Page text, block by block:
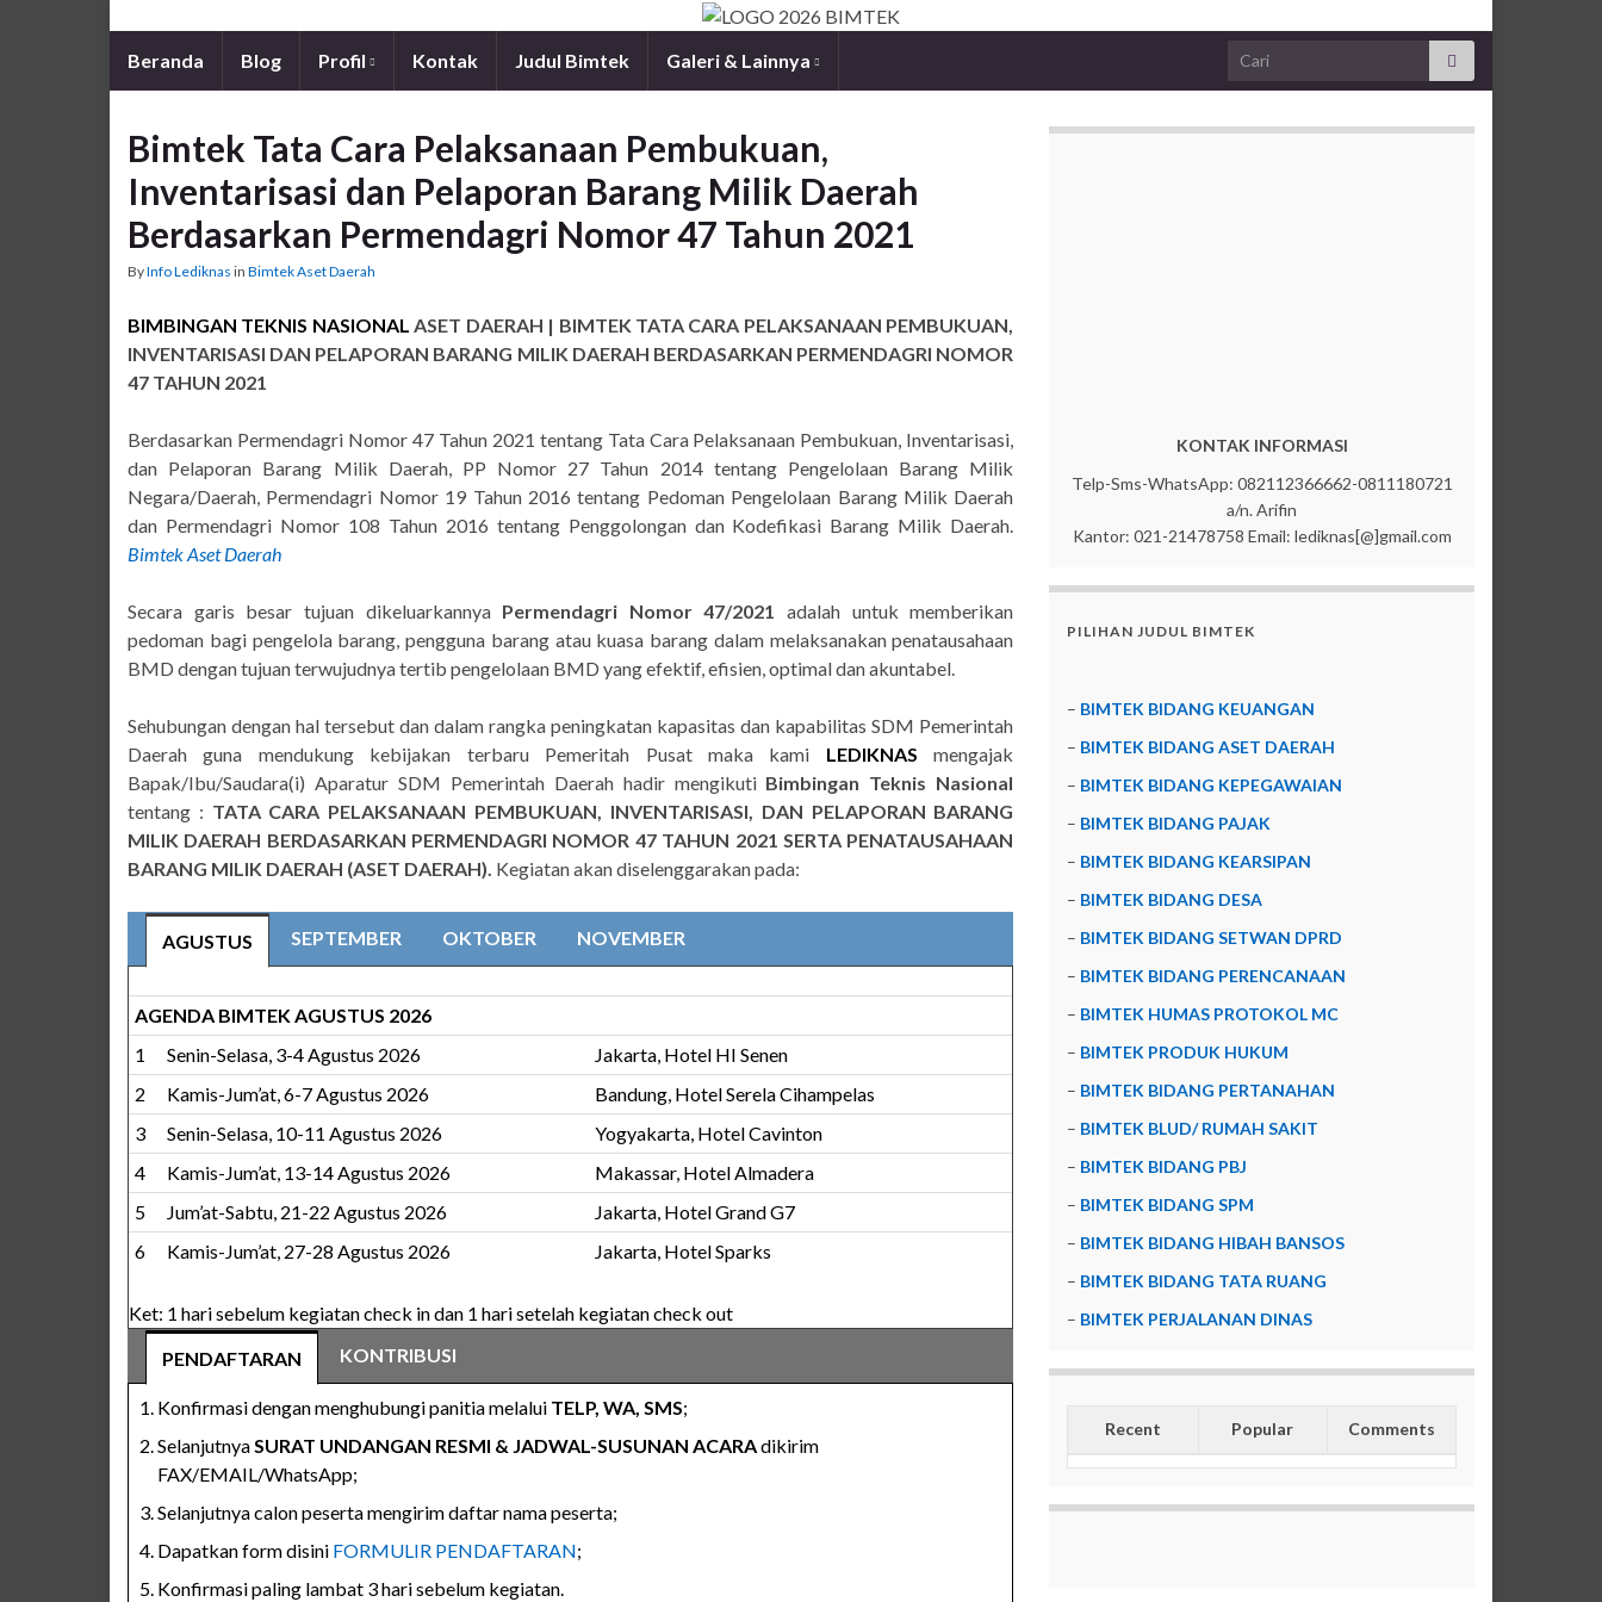
Beranda Blog Profil Kontak Judul Bimtek Galeri & Lainnya Search for:
Bimtek Tata Cara Pelaksanaan Pembukuan,
Inventarisasi dan Pelaporan Barang Milik Daerah
Berdasarkan Permendagri Nomor 47 Tahun 2021
ByInfo Lediknas in Bimtek Aset Daerah
BIMBINGAN TEKNIS NASIONAL ASET DAERAH | BIMTEK TATA CARA PELAKSANAAN PEMBUKUAN,
INVENTARISASI DAN PELAPORAN BARANG MILIK DAERAH BERDASARKAN PERMENDAGRI NOMOR
47 TAHUN 2021
Berdasarkan Permendagri Nomor 47 Tahun 2021 tentang Tata Cara Pelaksanaan Pembukuan, Inventarisasi,
dan Pelaporan Barang Milik Daerah, PP Nomor 27 Tahun 2014 tentang Pengelolaan Barang Milik
Negara/Daerah, Permendagri Nomor 19 Tahun 2016 tentang Pedoman Pengelolaan Barang Milik Daerah
dan Permendagri Nomor 108 Tahun 2016 tentang Penggolongan dan Kodefikasi Barang Milik Daerah.
Bimtek Aset Daerah
Secara garis besar tujuan dikeluarkannya Permendagri Nomor 47/2021 adalah untuk memberikan
pedoman bagi pengelola barang, pengguna barang atau kuasa barang dalam melaksanakan penatausahaan
BMD dengan tujuan terwujudnya tertib pengelolaan BMD yang efektif, efisien, optimal dan akuntabel.
Sehubungan dengan hal tersebut dan dalam rangka peningkatan kapasitas dan kapabilitas SDM Pemerintah
Daerah guna mendukung kebijakan terbaru Pemeritah Pusat maka kami LEDIKNAS mengajak
Bapak/Ibu/Saudara(i) Aparatur SDM Pemerintah Daerah hadir mengikuti Bimbingan Teknis Nasional
tentang : TATA CARA PELAKSANAAN PEMBUKUAN, INVENTARISASI, DAN PELAPORAN BARANG
MILIK DAERAH BERDASARKAN PERMENDAGRI NOMOR 47 TAHUN 2021 SERTA PENATAUSAHAAN
BARANG MILIK DAERAH (ASET DAERAH). Kegiatan akan diselenggarakan pada:
AGUSTUS SEPTEMBER OKTOBER NOVEMBER
AGENDA BIMTEK AGUSTUS 2026
1
Senin-Selasa, 3-4 Agustus 2026
Jakarta, Hotel HI Senen
2
Kamis-Jum’at, 6-7 Agustus 2026
Bandung, Hotel Serela Cihampelas
3
Senin-Selasa, 10-11 Agustus 2026
Yogyakarta, Hotel Cavinton
4
Kamis-Jum’at, 13-14 Agustus 2026
Makassar, Hotel Almadera
5
Jum’at-Sabtu, 21-22 Agustus 2026
Jakarta, Hotel Grand G7
6
Kamis-Jum’at, 27-28 Agustus 2026 Jakarta, Hotel Sparks
Ket: 1 hari sebelum kegiatan check in dan 1 hari setelah kegiatan check out
PENDAFTARAN
KONTRIBUSI
Konfirmasi dengan menghubungi panitia melalui TELP, WA, SMS;
SelanjutnyaSURAT UNDANGAN RESMI & JADWAL-SUSUNAN ACARAdikirim
FAX/EMAIL/WhatsApp;
Selanjutnya calon peserta mengirim daftar nama peserta;
Dapatkan form disini FORMULIR PENDAFTARAN;
Konfirmasi paling lambat 3 hari sebelum kegiatan.
KONTAK INFORMASI
Telp-Sms-WhatsApp: 082112366662-0811180721
a/n. Arifin
Kantor: 021-21478758 Email: lediknas[@]gmail.com
PILIHAN JUDUL BIMTEK
– BIMTEK BIDANG KEUANGAN
– BIMTEK BIDANG ASET DAERAH
– BIMTEK BIDANG KEPEGAWAIAN
– BIMTEK BIDANG PAJAK
– BIMTEK BIDANG KEARSIPAN
– BIMTEK BIDANG DESA
– BIMTEK BIDANG SETWAN DPRD
– BIMTEK BIDANG PERENCANAAN
– BIMTEK HUMAS PROTOKOL MC
– BIMTEK PRODUK HUKUM
– BIMTEK BIDANG PERTANAHAN
– BIMTEK BLUD/ RUMAH SAKIT
– BIMTEK BIDANG PBJ
– BIMTEK BIDANG SPM
– BIMTEK BIDANG HIBAH BANSOS
– BIMTEK BIDANG TATA RUANG
– BIMTEK PERJALANAN DINAS
Recent Popular Comments